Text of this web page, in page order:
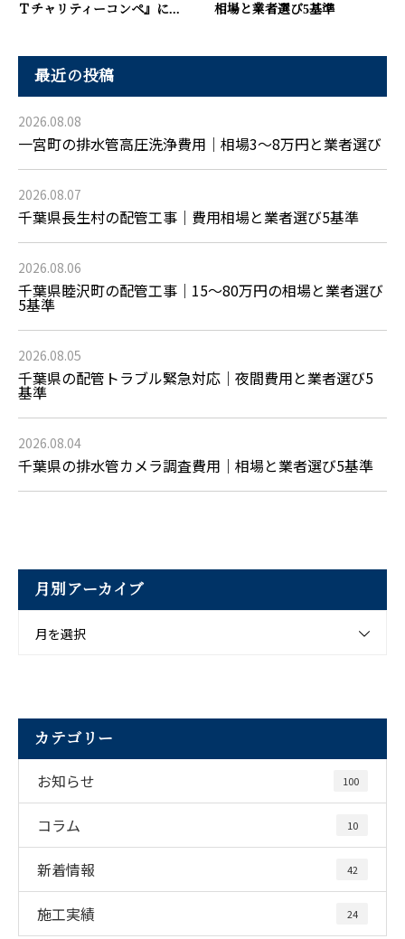
Ｔチャリティーコンペ』に... 相場と業者選び5基準
最近の投稿
2026.08.08
一宮町の排水管高圧洗浄費用｜相場3〜8万円と業者選び
2026.08.07
千葉県長生村の配管工事｜費用相場と業者選び5基準
2026.08.06
千葉県睦沢町の配管工事｜15〜80万円の相場と業者選び
5基準
2026.08.05
千葉県の配管トラブル緊急対応｜夜間費用と業者選び5
基準
2026.08.04
千葉県の排水管カメラ調査費用｜相場と業者選び5基準
月別アーカイブ
月を選択
カテゴリー
お知らせ 100
コラム 10
新着情報 42
施工実績 24